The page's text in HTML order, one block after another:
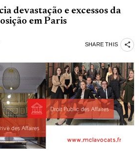
devastação e excessos da
em Paris
SHARE THIS